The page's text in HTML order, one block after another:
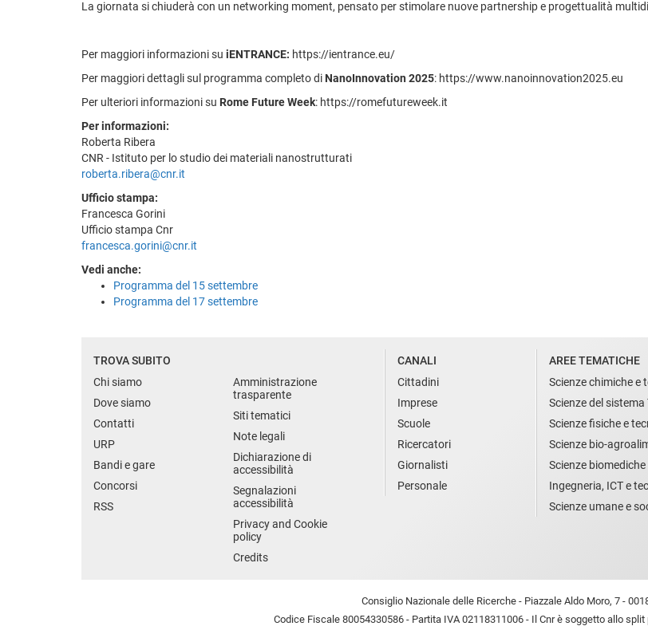
La giornata si chiuderà con un networking moment, pensato per stimolare nuove partnership e progettualità
Per maggiori informazioni su iENTRANCE: https://ientrance.eu/
Per maggiori dettagli sul programma completo di NanoInnovation 2025: https://www.nanoinnovation2025.eu
Per ulteriori informazioni su Rome Future Week: https://romefutureweek.it
Per informazioni:
Roberta Ribera
CNR - Istituto per lo studio dei materiali nanostrutturati
roberta.ribera@cnr.it
Ufficio stampa:
Francesca Gorini
Ufficio stampa Cnr
francesca.gorini@cnr.it
Vedi anche:
Programma del 15 settembre
Programma del 17 settembre
TROVA SUBITO
Chi siamo
Dove siamo
Contatti
URP
Bandi e gare
Concorsi
RSS
Amministrazione
trasparente
Siti tematici
Note legali
Dichiarazione di
accessibilità
Segnalazioni
accessibilità
Privacy and Cookie
policy
Credits
CANALI
Cittadini
Imprese
Scuole
Ricercatori
Giornalisti
Personale
AREE TEMATICHE
Scienze chimiche e
Scienze del
Scienze fisiche e
Scienze bio-
Scienze biomediche
Ingegneria, ICT e
Scienze umane e
Consiglio Nazionale delle Ricerche - Piazzale Aldo Moro, 7 -
Codice Fiscale 80054330586 - Partita IVA 02118311006 - Il Cnr è soggetto allo split